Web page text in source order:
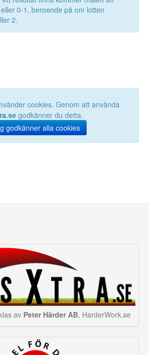
0-1, beroende på om lotten
2.
cookies. Genom att använda
godkänner du detta.
godkänner alla cookies
av Peter Härder AB, HarderWork.se